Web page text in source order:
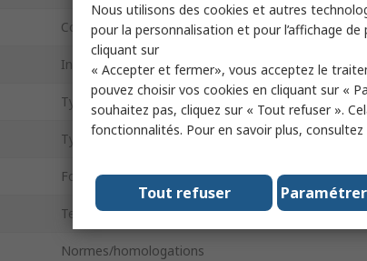
Courant du contact de commutation
Indice IP
Type de clé
Type de terminaison
Forme du chanfrein
Tension de contact CA
Normes/homologations
Nous utilisons des cookies et autres
pour la personnalisation et pour l’affichage
cliquant sur
« Accepter et fermer», vous acceptez le
pouvez choisir vos cookies en cliquant sur «
souhaitez pas, cliquez sur « Tout refuser ».
fonctionnalités. Pour en savoir plus,
Tout refuser